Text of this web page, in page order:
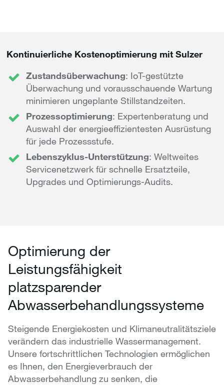
Kontinuierliche Kostenoptimierung mit Sulzer
Zustandsüberwachung: IoT-gestützte
Überwachung und vorausschauende Wartung
minimieren ungeplante Stillstandzeiten.
Prozessoptimierung: Expertenberatung und
Auswahl der energieeffizientesten Ausrüstung
für jede Prozessstufe.
Lebenszyklus-Unterstützung: Weltweites
Servicenetzwerk für schnelle Ersatzteile,
Upgrades und Optimierungs-Audits.
Optimierung der
Leistungsfähigkeit
platzsparender
Abwasserbehandlungssysteme
Steigende Energiekosten und Klimaneutralitätsziele
verändern das industrielle Wassermanagement.
Unsere fortschrittlichen Technologien ermöglichen
es Ihnen, den Energieverbrauch der
Abwasserbehandlung zu senken, die